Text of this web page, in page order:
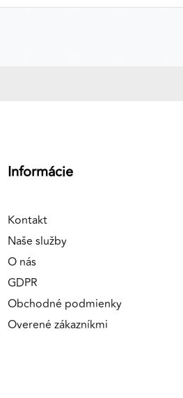
Informácie
Kontakt
Naše služby
O nás
GDPR
Obchodné podmienky
Overené zákazníkmi